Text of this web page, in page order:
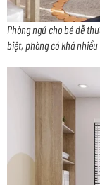
Phòng ngủ cho bé dễ
biệt, phòng có khá